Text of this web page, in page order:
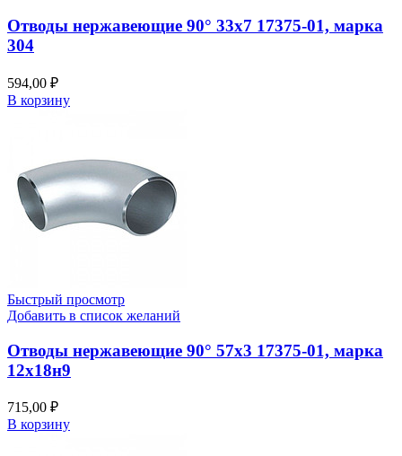
Отводы нержавеющие 90° 33х7 17375-01, марка
304
594,00 ₽
В корзину
Быстрый просмотр
Добавить в список желаний
Отводы нержавеющие 90° 57х3 17375-01, марка
12х18н9
715,00 ₽
В корзину